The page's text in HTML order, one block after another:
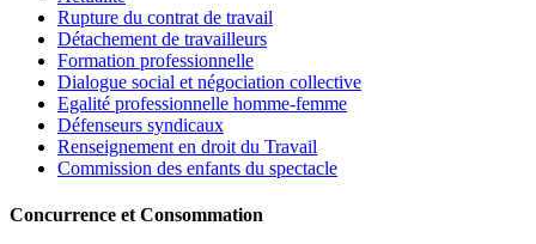
Rupture du contrat de travail
Détachement de travailleurs
Formation professionnelle
Dialogue social et négociation collective
Egalité professionnelle homme-femme
Défenseurs syndicaux
Renseignement en droit du Travail
Commission des enfants du spectacle
Concurrence et Consommation